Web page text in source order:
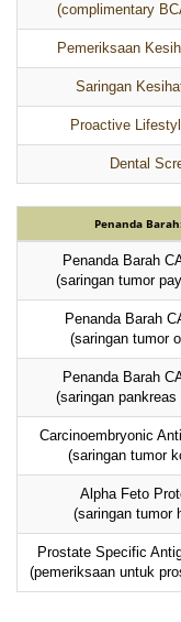
(complimentary
Pemeriksaan
Saringan
Proactive
Dental
Penanda
Penanda Barah
(saringan tumor
Penanda Barah
(saringan tumor
Penanda Barah
(saringan pankreas
Carcinoembryonic
(saringan tumor
Alpha Feto
(saringan tumor
Prostate Specific
(pemeriksaan untuk